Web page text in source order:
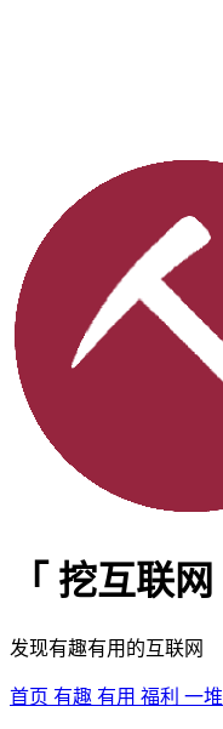
「 挖互联网
发现有趣有用的互联网
首页 有趣 有用 福利 一堆